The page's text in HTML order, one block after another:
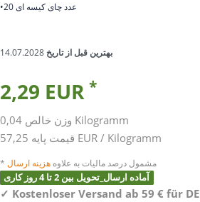
•20 عدد چای کیسه ای
بهترین قبل از تاریخ 14.07.2028
2,29 EUR *
وزن خالص Kilogramm
قیمت پایه 57,25 EUR / Kilogramm
* مشمول درصد مالیات به علاوه هزینه ارسال
آماده ارسال_تحویل بین 2 تا 4 روز کاری
✓ Kostenloser Versand ab 59 € für DE